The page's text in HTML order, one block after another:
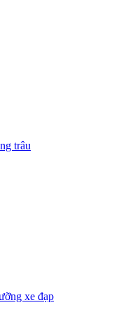
trâu
xe đạp